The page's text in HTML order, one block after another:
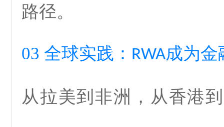
路径。
03 全球实践： RWA成为金
从拉美到非洲，从香港